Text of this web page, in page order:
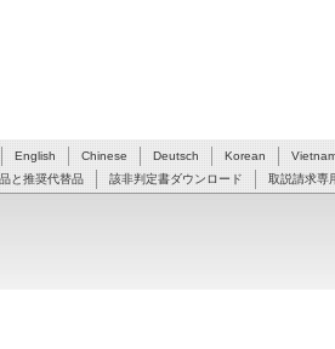
English Chinese Deutsch Korean
と推奨代替品 該非判定書ダウンロード 取説請求専